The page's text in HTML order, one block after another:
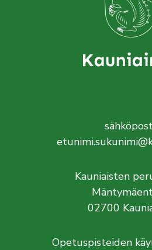
Kauniaisten
02700
Opetuspisteiden